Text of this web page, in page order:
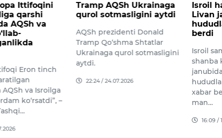
Ukrainaga
aytdi
Donald
Shtatlar
sotmasligini
Isroil havo kuchlari
Livan janubidagi
berdi
Isroil samolyotlari 11-iyul
shanba kuni Livan
hududlarga zarba berdi, deb
bo‘ldi
bo‘lgan
yoshi
14:56 /